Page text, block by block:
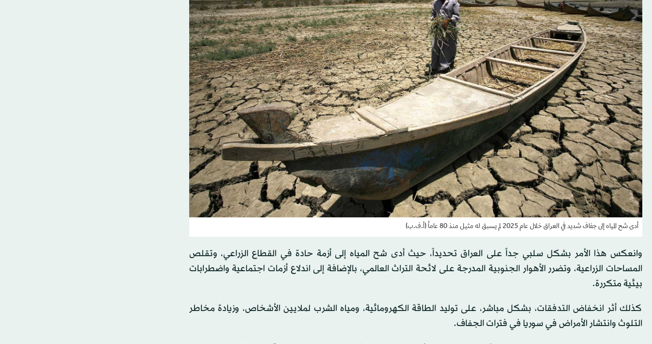
أدى شح المياه إلى جفاف شديد في العراق خلال عام 2025 لم يسبق له مثيل منذ 80 عاماً (أ.ف.ب)
وانعكس هذا الأمر بشكل سلبي جداً على العراق تحديداً، حيث أدى شح المياه إلى أزمة حادة في القطاع الزراعي، وتقلص
المساحات الزراعية، وتضرر الأهوار الجنوبية المدرجة على لائحة التراث العالمي، بالإضافة إلى اندلاع أزمات اجتماعية واضطرابات
بيئية متكررة.
كذلك أثر انخفاض التدفقات، بشكل مباشر، على توليد الطاقة الكهرومائية، ومياه الشرب لملايين الأشخاص، وزيادة مخاطر
التلوث وانتشار الأمراض في سوريا في فترات الجفاف.